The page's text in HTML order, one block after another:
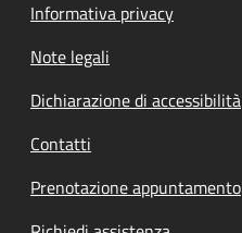
Informativa privacy
Note legali
Dichiarazione di accessibilità
Contatti
Prenotazione appuntamento